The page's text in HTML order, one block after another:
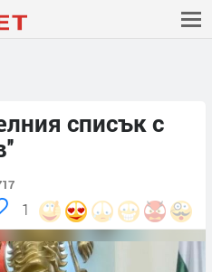
списък с
1